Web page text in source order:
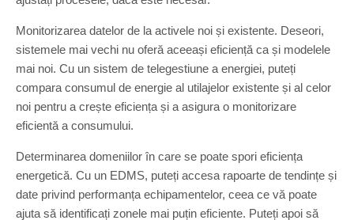
Monitorizarea datelor de la activele noi și existente. Deseori,
sistemele mai vechi nu oferă aceeași eficiență ca și modelele
mai noi. Cu un sistem de telegestiune a energiei, puteți
compara consumul de energie al utilajelor existente și al celor
noi pentru a crește eficiența și a asigura o monitorizare
eficientă a consumului.
Determinarea domeniilor în care se poate spori eficiența
energetică. Cu un EDMS, puteți accesa rapoarte de tendințe și
date privind performanța echipamentelor, ceea ce vă poate
ajuta să identificați zonele mai puțin eficiente. Puteți apoi să